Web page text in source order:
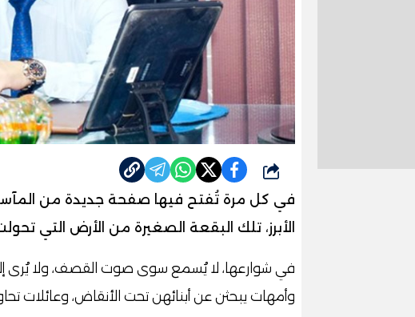
شارك
في كل مرة تُفتح فيها صفحة جديدة من
الأبرز، تلك البقعة الصغيرة من الأرض التي
في شوارعها، لا يُسمع سوى صوت القصف، ولا يُرى إلا
وأمهات يبحثن عن أبنائهن تحت الأنقاض، وعائلات